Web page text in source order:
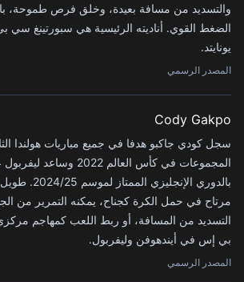
والتسديد من مسافة بعيدة، وخلق فرص طموحة،
الضغط القوي. أناديته الرئيسية هي سبورتينغ سي
يونايتد.
المصدر الرسمي
Cody Gakpo
سجل كودي جاكبو هدفا في جميع مباريات هولندا
المجموعات في كأس العالم 2022
بالدوري الإنجليزي
مرتاح في حمل الكرة كجناح، يمكنه التمرير من
التسديد من المسافة، أو ربط اللعب كمهاجم
بي إس في أيندهوفن وليفربول.
المصدر الرسمي